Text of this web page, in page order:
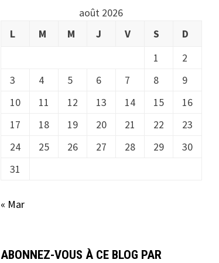
août 2026
L
M M J V S
D
1
2
3
4 5 6 7 8
9
10
11 12 13 14 15
16
17
18 19 20 21 22
23
24
25 26 27 28 29
30
31
« Mar
ABONNEZ-VOUS À CE BLOG PAR